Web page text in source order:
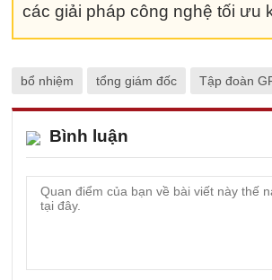
các giải pháp công nghệ tối ưu
bổ nhiệm tổng giám đốc Tập đoàn
Bình luận